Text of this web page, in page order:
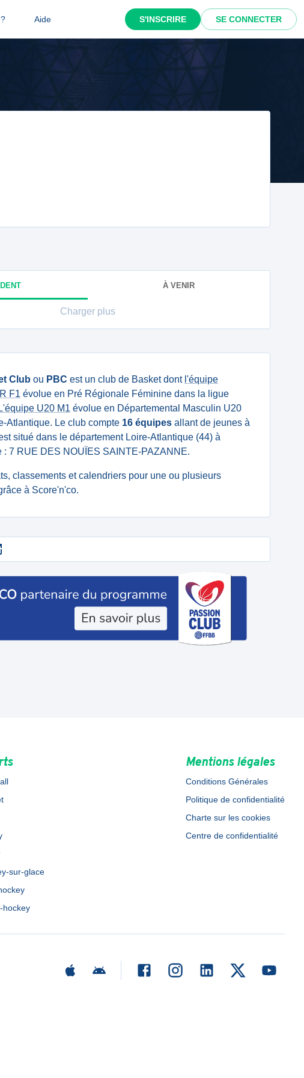
Aide S'INSCRIRE SE CONNECTER
À VENIR
Charger plus
Club ou PBC est un club de Basket dont l'équipe
F1 évolue en Pré Régionale Féminine dans la ligue
L'équipe U20 M1 évolue en Départemental Masculin U20
Atlantique. Le club compte 16 équipes allant de jeunes à
situé dans le département Loire-Atlantique (44) à
: 7 RUE DES NOUÏES SAINTE-PAZANNE.
classements et calendriers pour une ou plusieurs
à Score'n'co.
sur-glace
hockey
Mentions légales
Conditions Générales
Politique de confidentialité
Charte sur les cookies
Centre de confidentialité